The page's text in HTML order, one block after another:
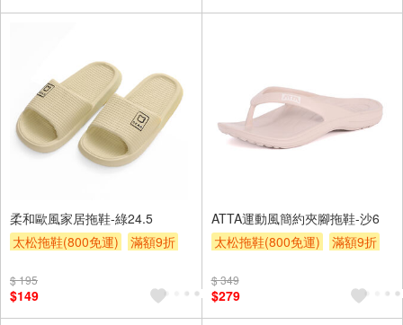
柔和歐風家居拖鞋-綠24.5
太松拖鞋(800免運)
滿額9折
$ 195
$149
ATTA運動風簡約夾腳拖鞋-沙6
太松拖鞋(800免運)
滿額9折
$ 349
$279